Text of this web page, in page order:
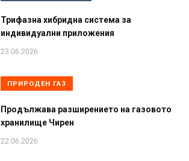
Трифазна хибридна система за
индивидуални приложения
23.06.2026
ПРИРОДЕН ГАЗ
Продължава разширението на газовото
хранилище Чирен
22.06.2026